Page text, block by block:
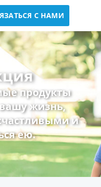
С НАМИ
продукты
жизнь,
и
ею.